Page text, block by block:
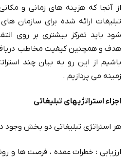
از آنجا که هزینه های زمانی و
تبلیغات ارائه شده برای سازمان
شود باید تمرکز بیشتری بر روی
هدف و همچنین کیفیت مخاطب
باشیم از این رو به بیان چند
زمینه می پردازیم .
اجزاء استراتژیهای تبلیغاتی
هر استراتژی تبلیغاتی دو بخش وجود
ارزیابی : خطرات عمده ، فرصت ها و